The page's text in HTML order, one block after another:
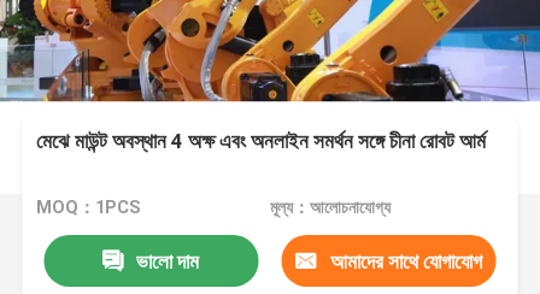
মেঝে মাউন্ট অবস্থান 4 অক্ষ এবং অনলাইন সমর্থন সঙ্গে চীনা রোবট আর্ম
MOQ：1PCS মূল্য：আলোচনাযোগ্য
ভালো দাম আমাদের সাথে যোগাযোগ